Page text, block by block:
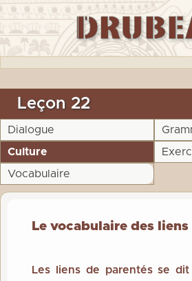
Leçon 22
Dialogue
Culture
Vocabulaire
Le vocabulaire des
Les liens de parentés se dit